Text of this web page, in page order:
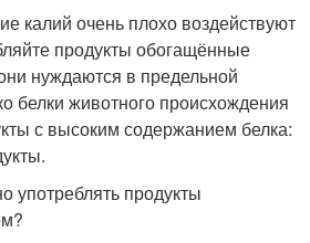
калий очень плохо воздействуют
продукты обогащённые
нуждаются в предельной
белки животного происхождения
с высоким содержанием белка:
употреблять продукты